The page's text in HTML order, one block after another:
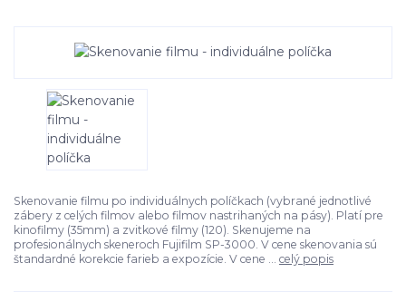
Skenovanie filmu po individuálnych políčkach (vybrané jednotlivé
zábery z celých filmov alebo filmov nastrihaných na pásy). Platí pre
kinofilmy (35mm) a zvitkové filmy (120). Skenujeme na
profesionálnych skeneroch Fujifilm SP-3000. V cene skenovania sú
štandardné korekcie farieb a expozície. V cene ... celý popis